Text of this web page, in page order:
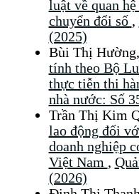
luật về quan
chuyển đổi số ,
(2025)
Bùi Thị Hường,
tính theo Bộ
thực tiễn thi
nhà nước: Số
Trần Thị Kim
lao động đối
doanh nghiệp
Việt Nam ,
(2026)